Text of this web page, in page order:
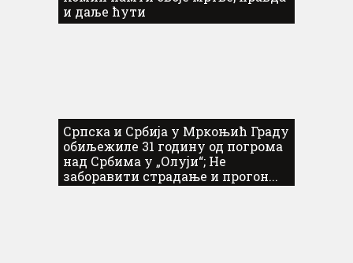
и даље ћути
Српска и Србија у Мркоњић Граду
обиљежиле 31 годину од погрома
над Србима у „Олуји“; Не
заборавити страдање и прогон...